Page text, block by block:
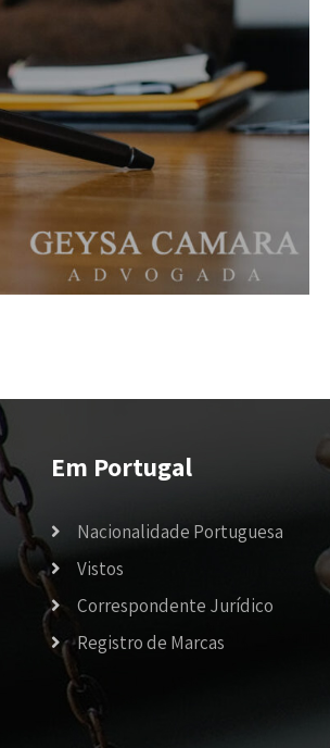
Em Portugal
Nacionalidade Portuguesa
Vistos
Correspondente Jurídico
Registro de Marcas